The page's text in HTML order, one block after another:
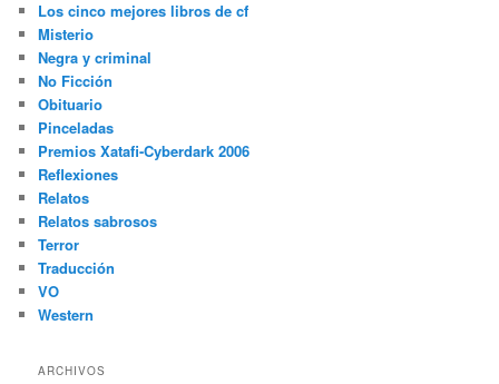
Los cinco mejores libros de cf
Misterio
Negra y criminal
No Ficción
Obituario
Pinceladas
Premios Xatafi-Cyberdark 2006
Reflexiones
Relatos
Relatos sabrosos
Terror
Traducción
VO
Western
ARCHIVOS